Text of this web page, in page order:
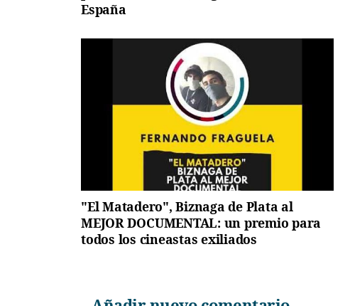
España
"El Matadero", Biznaga de Plata al
MEJOR DOCUMENTAL: un premio para
todos los cineastas exiliados